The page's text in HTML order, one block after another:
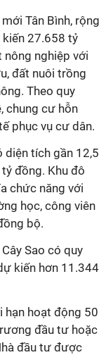
Tân Bình, rộng
27.658 tỷ
nông nghiệp với
đất nuôi trồng
Theo quy
chung cư hỗn
phục vụ cư dân.
diện tích gần 12,5
đồng. Khu đô
chức năng với
học, công viên
bộ.
Sao có quy
kiến hơn 11.344
hạn hoạt động 50
đầu tư hoặc
đầu tư được